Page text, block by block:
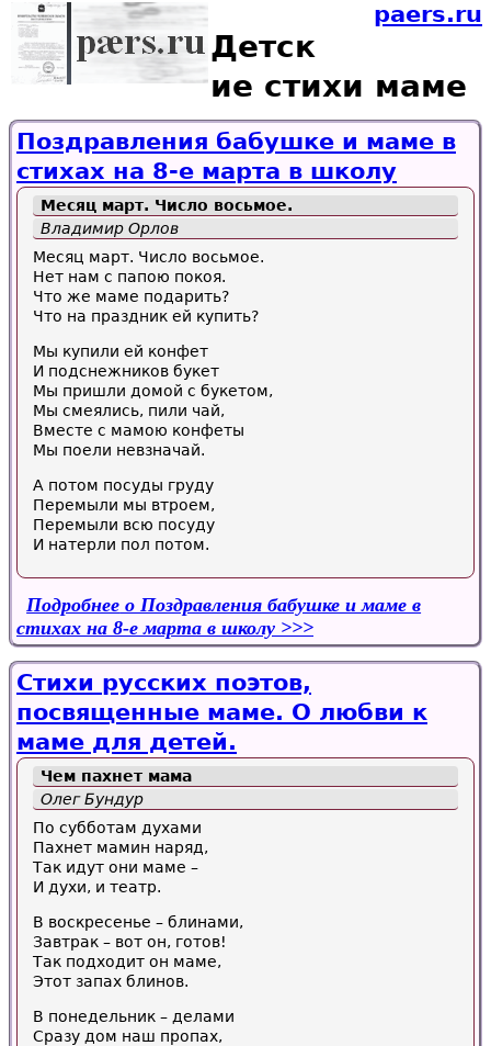
paers.ru
Детск
ие стихи маме
Поздравления бабушке и маме в
стихах на 8-е марта в школу
Месяц март. Число восьмое.
Владимир Орлов
Месяц март. Число восьмое.
Нет нам с папою покоя.
Что же маме подарить?
Что на праздник ей купить?
Мы купили ей конфет
И подснежников букет
Мы пришли домой с букетом,
Мы смеялись, пили чай,
Вместе с мамою конфеты
Мы поели невзначай.
А потом посуды груду
Перемыли мы втроем,
Перемыли всю посуду
И натерли пол потом.
Подробнее о Поздравления бабушке и маме в
стихах на 8-е марта в школу
Стихи русских поэтов,
посвященные маме. О любви к
маме для детей.
Чем пахнет мама
Олег Бундур
По субботам духами
Пахнет мамин наряд,
Так идут они маме –
И духи, и театр.
В воскресенье – блинами,
Завтрак – вот он, готов!
Так подходит он маме,
Этот запах блинов.
В понедельник – делами
Сразу дом наш пропах,